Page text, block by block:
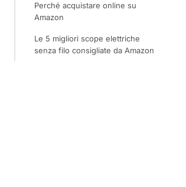
Perché acquistare online su
Amazon
Le 5 migliori scope elettriche
senza filo consigliate da Amazon